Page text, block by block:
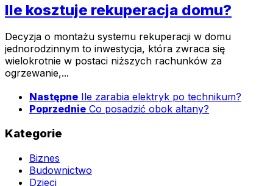
Ile kosztuje rekuperacja domu?
Decyzja o montażu systemu rekuperacji w domu
jednorodzinnym to inwestycja, która zwraca się
wielokrotnie w postaci niższych rachunków za
ogrzewanie,...
Następne Ile zarabia elektryk po technikum?
Poprzednie Co posadzić obok altany?
Kategorie
Biznes
Budownictwo
Dzieci